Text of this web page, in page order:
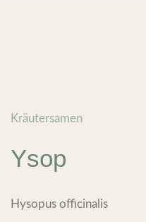
Kräutersamen
Ysop
Hysopus officinalis